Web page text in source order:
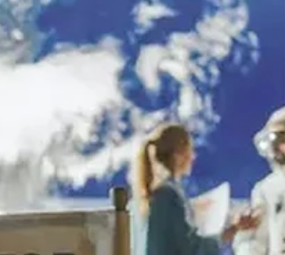
MV、HelloFresh 烹飪節目、知名實境秀
Survivor 拍攝）。面對三種完全不同的節目
式與風格，他們沒有更換繁複的設備，而是
僅仰賴一套核心工作流程，就在 LED 攝影棚
內實現了精準、可靠且極具創意的視覺呈現
讓好萊塢團隊讚不絕口的靈魂幕後功臣，正
來自 stYpe 的兩大王牌產品：RedSpy 攝影
追蹤系統 與 StypeLand XR 算圖與校正軟
體。 核心亮點一：RedSpy 攝影機追蹤系統
—— 完美打破 LED 牆界線，實現無限「場
延伸」 打破 LED 牆界線，實現無限「場景延
伸」 在拍攝歌手 Jo